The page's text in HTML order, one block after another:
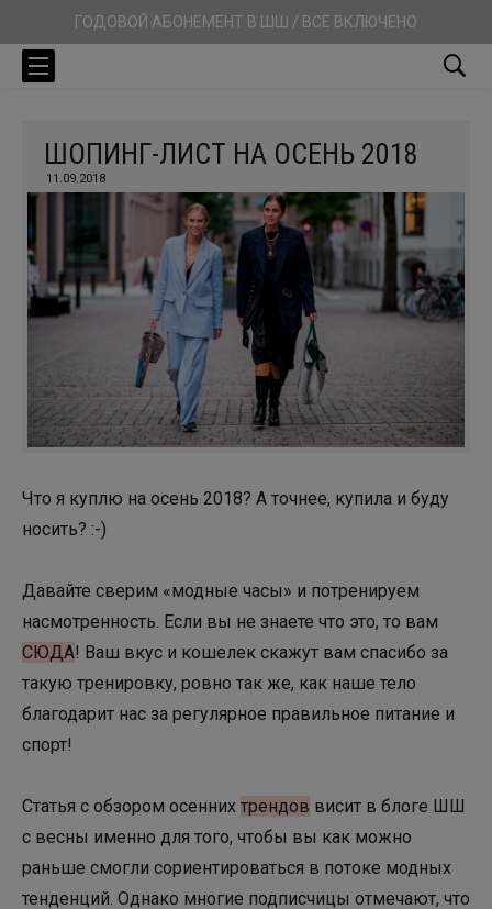
ГОДОВОЙ АБОНЕМЕНТ В ШШ / ВСЁ ВКЛЮЧЕНО
ШОПИНГ-ЛИСТ НА ОСЕНЬ 2018
11.09.2018
Что я куплю на осень 2018? А точнее, купила и буду
носить? :-)
Давайте сверим «модные часы» и потренируем
насмотренность. Если вы не знаете что это, то вам
СЮДА! Ваш вкус и кошелек скажут вам спасибо за
такую тренировку, ровно так же, как наше тело
благодарит нас за регулярное правильное питание и
спорт!
Статья с обзором осенних трендов висит в блоге ШШ
с весны именно для того, чтобы вы как можно
раньше смогли сориентироваться в потоке модных
тенденций. Однако многие подписчицы отмечают, что